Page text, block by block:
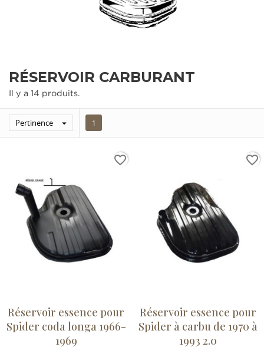
RÉSERVOIR CARBURANT
Il y a 14 produits.
Pertinence  1
Réservoir essence pour
Spider coda longa 1966-
1969
favorite_border
Réservoir essence pour
Spider à carbu de 1970 à
1993 2.0
favorite_border